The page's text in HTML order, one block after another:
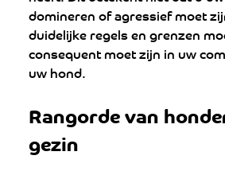
domineren of agressief moet
duidelijke regels en grenzen
consequent moet zijn in uw
uw hond.
Rangorde van
gezin